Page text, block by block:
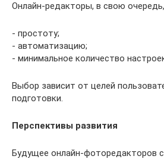
Онлайн-редакторы, в свою
- простоту;
- автоматизацию;
- минимальное количество
Выбор зависит от целей
подготовки.
Перспективы развития
Будущее онлайн-фоторедакторов